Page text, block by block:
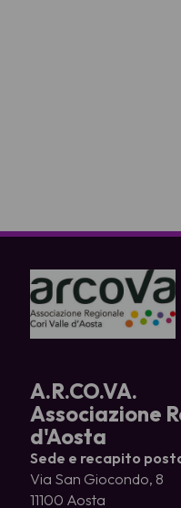
A.R.CO.VA.
Associazione
d'Aosta
Sede e recapito
Via San Giocondo, 8
11100 Aosta